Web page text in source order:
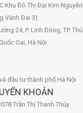
Khu Đô Thị Đại Kim
Vành Đai 3)
24, P. Linh Đông, TP.
Oai, Hà Nội
đầu tư thành phố Hà Nội
KHOẢN
Trần Thị Thanh Thủy